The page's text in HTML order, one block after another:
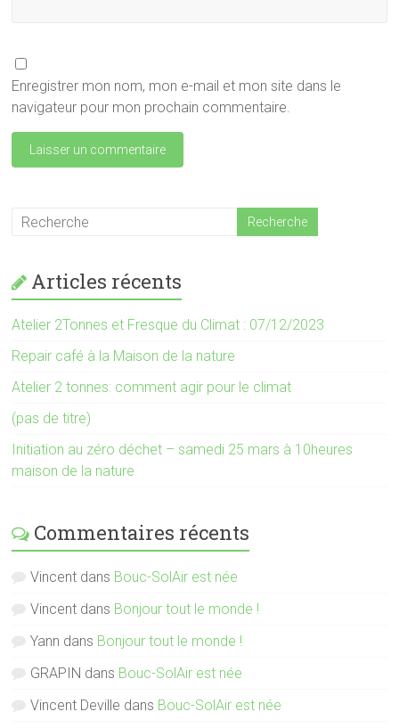
Enregistrer mon nom, mon e-mail et mon site dans le
navigateur pour mon prochain commentaire.
Articles récents
Atelier 2Tonnes et Fresque du Climat : 07/12/2023
Repair café à la Maison de la nature
Atelier 2 tonnes: comment agir pour le climat
(pas de titre)
Initiation au zéro déchet – samedi 25 mars à 10heures
maison de la nature
Commentaires récents
Vincent dans Bouc-SolAir est née
Vincent dans Bonjour tout le monde !
Yann dans Bonjour tout le monde !
GRAPIN dans Bouc-SolAir est née
Vincent Deville dans Bouc-SolAir est née